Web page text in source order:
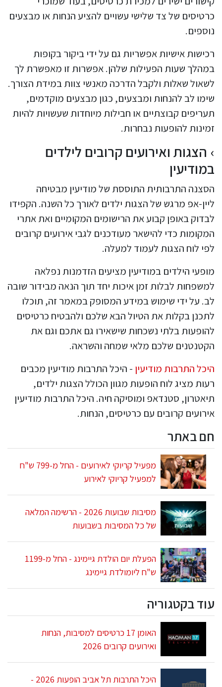
כרטיסים של צד שלישי עשויים להציע הנחות או מבצעים
נוספים.
רכישות אישיות אפשריות גם על ידי ביקור בקופות
במהלך שעות הפעילות שלהן. אפשרות זו מאפשרת לך
לשאול שאלות ולקבל הדרכה מאנשי צוות במידת הצורך.
שימו לב להנחות ומבצעים, כגון מבצעים מוקדמים,
תעריפים קבוצתיים או חבילות מיוחדות שעשויות להיות
זמינות להופעות נבחרות.
הצגות ואירועים קרובים לילדים
במודיעין
הסצנה התרבותית התוססת של מודיעין מבטיחה
ליין-אפ מרגש של הצגות ילדים לאורך כל השנה. הקפידו
לבדוק באופן קבוע את הרישומים המקומיים ואת אתרי
המקומות כדי להישאר מעודכנים לגבי אירועים קרובים
לפי לוח הצגות לעמוד למעלה.
מופעי הילדים במודיעין מציעים הזדמנות נפלאה
למשפחות לבלות זמן איכות יחד תוך הנאה מבידור שובה
לב. על ידי שימוש במידע המסופק במאמר זה, תוכלו
לתכנן בקלות את הטיול הבא שלכם ולהבטיח כרטיסים
להופעות בלתי נשכחות שישאירו גם אתכם וגם את
הקטנטנים שלכם מלאי שמחה והשראה.
היכל התרבות מודיעין - היכל התרבות מודיעין מכבים
רעות מציג לוח הופעות מגוון הכולל הצגות ילדים,
תיאטרון, סטנדאפ ומוסיקה חיה. היכל התרבות מודיעין
אירועים קרובים עם כרטיסים, הנחות.
חם באתר
מפעיל קריוקי לאירועים - החל מ-799 ש"ח
למפעיל קריוקי לאירוע
מסיבות שבועות 2026 - הרשימה המלאה
של כל המסיבות בשבועות
הפעלת יום הולדת גיימינג - החל מ-1199
ש"ח ליומולדת גיימינג
עוד בקטגוריה
האומן 17 כרטיסים למסיבות, הנחות
ואירועים קרובים 2026
היכל התרבות תל אביב הופעות 2026 -